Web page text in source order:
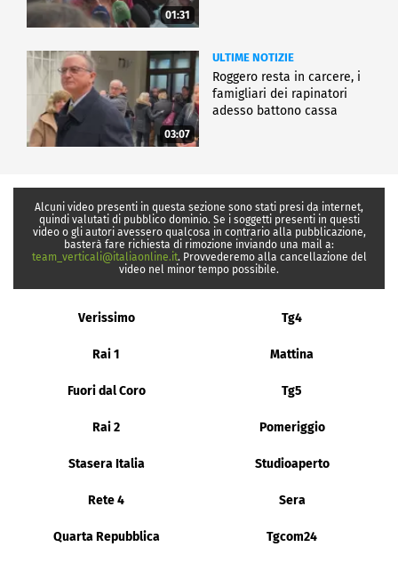
01:31
03:07
ULTIME NOTIZIE
Roggero resta in carcere, i
famigliari dei rapinatori
adesso battono cassa
Alcuni video presenti in questa sezione sono stati presi da internet,
quindi valutati di pubblico dominio. Se i soggetti presenti in questi
video o gli autori avessero qualcosa in contrario alla pubblicazione,
basterà fare richiesta di rimozione inviando una mail a:
team_verticali@italiaonline.it. Provvederemo alla cancellazione del
video nel minor tempo possibile.
Verissimo Tg4
Rai 1 Mattina
Fuori dal Coro Tg5
Rai 2 Pomeriggio
Stasera Italia Studioaperto
Rete 4 Sera
Quarta Repubblica Tgcom24